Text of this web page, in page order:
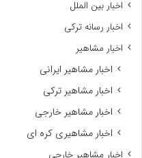
اخبار بین الملل
اخبار رسانه ترکی
اخبار مشاهیر
اخبار مشاهیر ایرانی
اخبار مشاهیر ترکی
اخبار مشاهیر خارجی
اخبار مشاهیری کره ای